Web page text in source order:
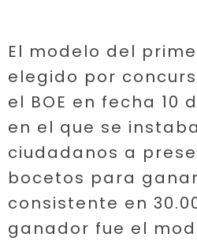
El modelo del
elegido por
el BOE en fecha 10
en el que se
ciudadanos a
bocetos para
consistente en
ganador fue el